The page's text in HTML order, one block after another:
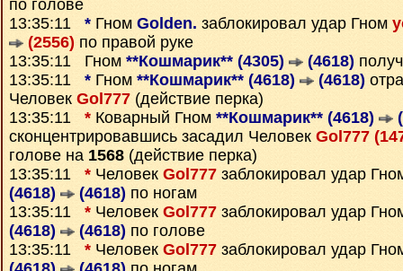
по голове
13:35:11 * Гном Golden. заблокировал удар Гном
(2556) по правой руке
13:35:11 Гном **Кошмарик** (4305) (4618)
13:35:11 * Гном **Кошмарик** (4618) (4618)
Человек Gol777 (действие перка)
13:35:11 * Коварный Гном **Кошмарик** (4618)
сконцентрировавшись засадил Человек Gol777
голове на 1568 (действие перка)
13:35:11 * Человек Gol777 заблокировал удар
(4618)
(4618) по ногам
13:35:11 * Человек Gol777 заблокировал удар
(4618)
(4618) по голове
13:35:11 * Человек Gol777 заблокировал удар